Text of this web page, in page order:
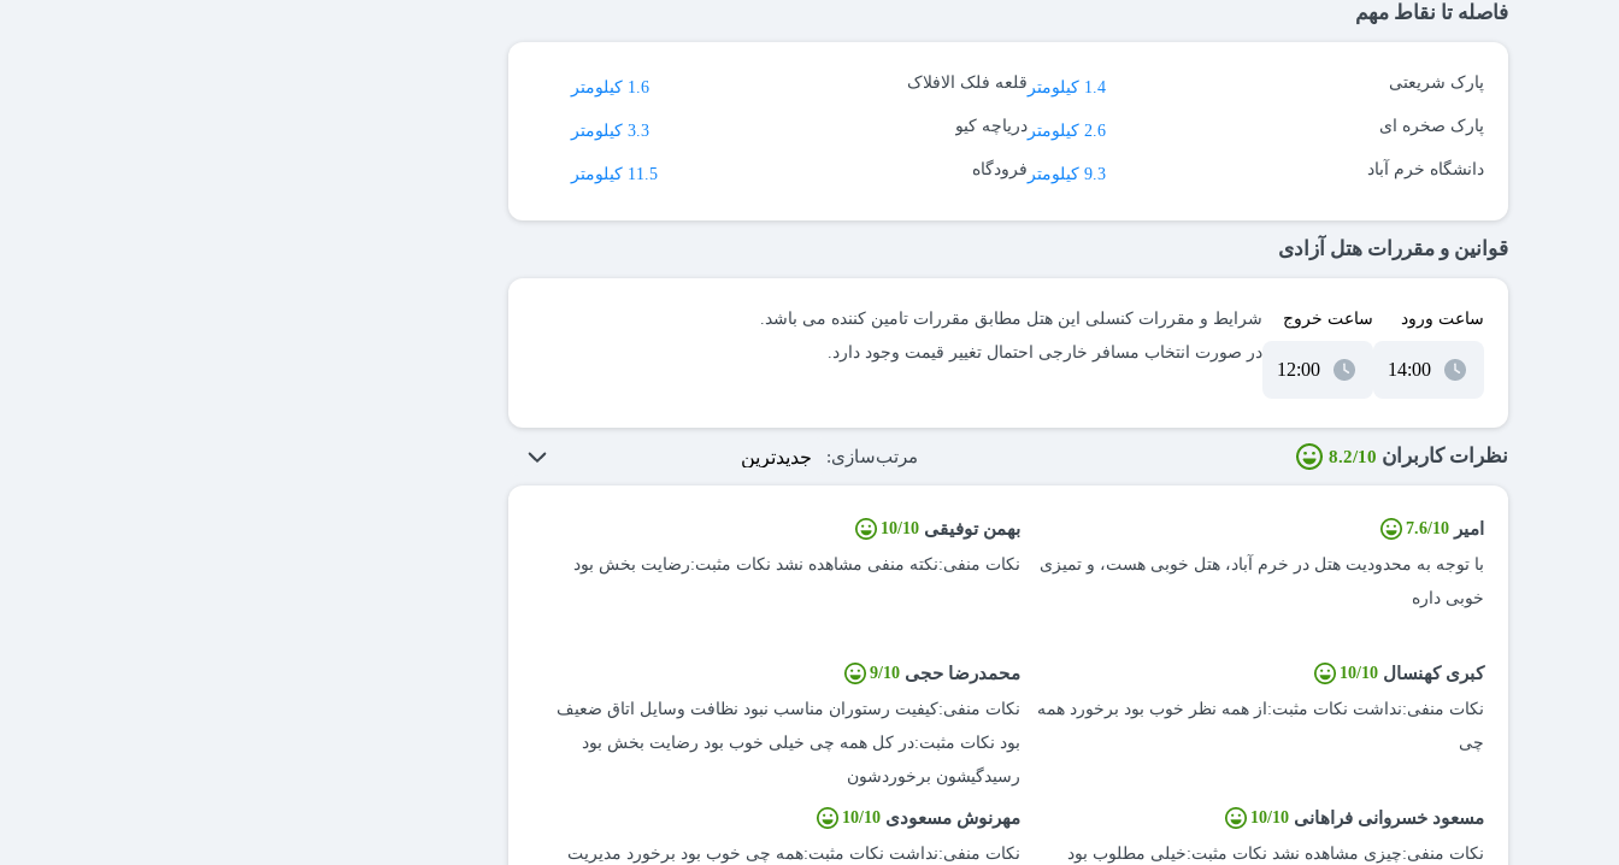
فاصله تا نقاط مهم
پارک شریعتی 1.4 کیلومتر قلعه فلک الافلاک 1.6 کیلومتر
پارک صخره ای 2.6 کیلومتر دریاچه کیو 3.3 کیلومتر
دانشگاه خرم آباد 9.3 کیلومتر فرودگاه 11.5 کیلومتر
قوانین و مقررات هتل آزادی
ساعت ورود ساعت خروج
نظرات کاربران 8.2/10 مرتب‌سازی:
امیر 7.6/10
با توجه به محدودیت هتل در خرم آباد، هتل خوبی هست، و تمیزی
خوبی داره
بهمن توفیقی 10/10
نکات منفی:نکته منفی مشاهده نشد نکات مثبت:رضایت بخش بود
کبری کهنسال 10/10
نکات منفی:نداشت نکات مثبت:از همه نظر خوب بود برخورد همه
چی
محمدرضا حجی 9/10
نکات منفی:کیفیت رستوران مناسب نبود نظافت وسایل اتاق ضعیف
بود نکات مثبت:در کل همه چی خیلی خوب بود رضایت بخش بود
رسیدگیشون برخوردشون
مسعود خسروانى فراهانى 10/10
نکات منفی:چیزی مشاهده نشد نکات مثبت:خیلی مطلوب بود
مهرنوش مسعودی 10/10
نکات منفی:نداشت نکات مثبت:همه چی خوب بود برخورد مدیریت